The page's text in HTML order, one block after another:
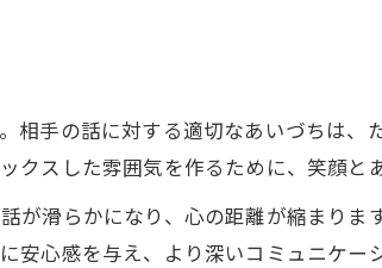
相手の話に対する適切なあいづちは、
スした雰囲気を作るために、笑顔と
滑らかになり、心の距離が縮まりま
安心感を与え、より深いコミュニケー